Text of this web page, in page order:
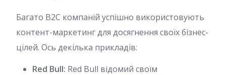
Багато B2C компаній успішно використовують
контент-маркетинг для досягнення своїх бізнес-
цілей. Ось декілька прикладів:
Red Bull: Red Bull відомий своїм